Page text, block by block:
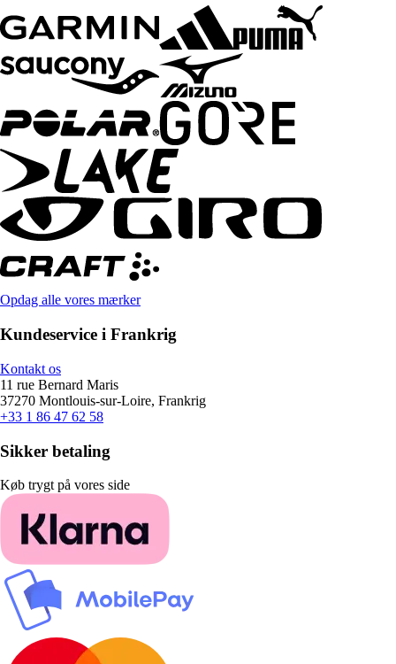
Opdag alle vores mærker
Kundeservice i Frankrig
Kontakt os
11 rue Bernard Maris
37270 Montlouis-sur-Loire, Frankrig
+33 1 86 47 62 58
Sikker betaling
Køb trygt på vores side